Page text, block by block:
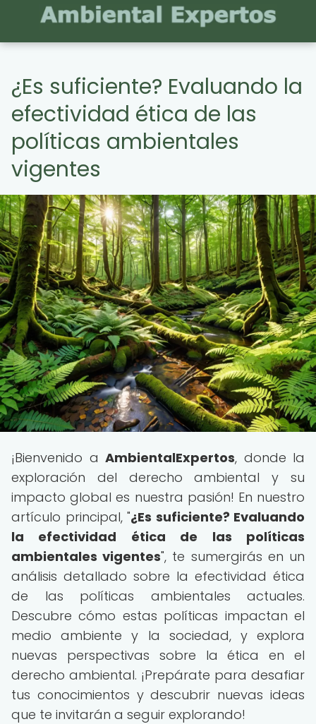
¿Es suficiente? Evaluando la
efectividad ética de las
políticas ambientales
vigentes
¡Bienvenido a AmbientalExpertos, donde la
exploración del derecho ambiental y su
impacto global es nuestra pasión! En nuestro
artículo principal, "¿Es suficiente? Evaluando
la efectividad ética de las políticas
ambientales vigentes", te sumergirás en un
análisis detallado sobre la efectividad ética
de las políticas ambientales actuales.
Descubre cómo estas políticas impactan el
medio ambiente y la sociedad, y explora
nuevas perspectivas sobre la ética en el
derecho ambiental. ¡Prepárate para desafiar
tus conocimientos y descubrir nuevas ideas
que te invitarán a seguir explorando!